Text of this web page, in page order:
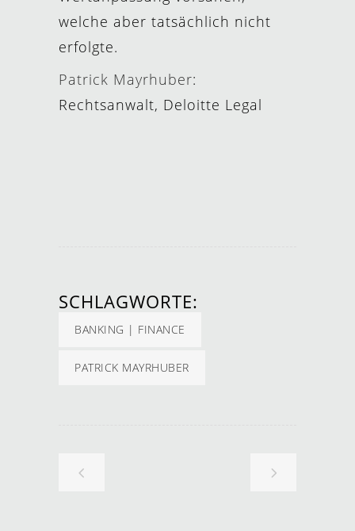
welche aber tatsächlich nicht
erfolgte.
Patrick Mayrhuber:
Rechtsanwalt, Deloitte Legal
SCHLAGWORTE:
BANKING | FINANCE
PATRICK MAYRHUBER